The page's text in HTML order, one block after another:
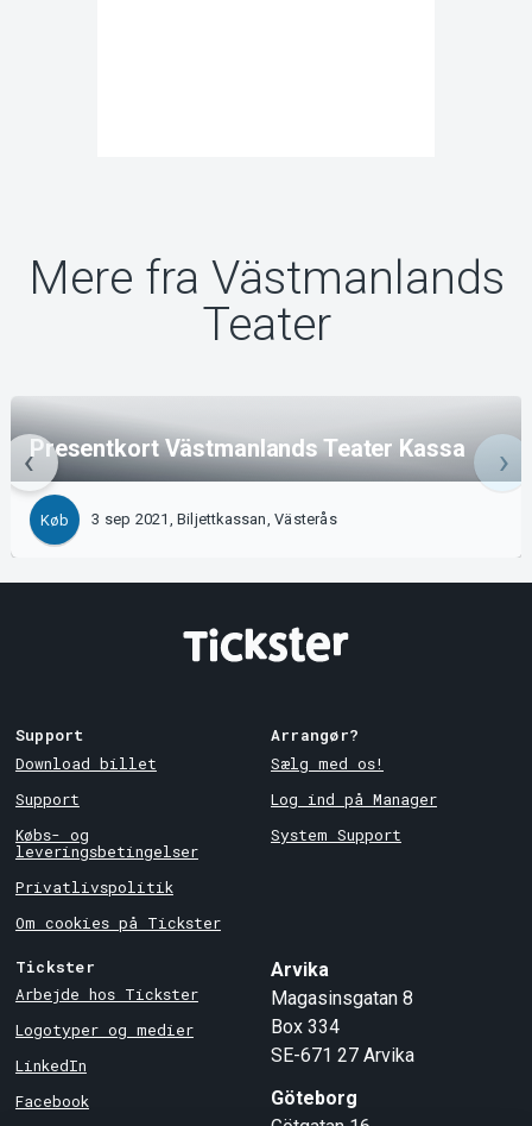
Mere fra Västmanlands
Teater
Presentkort Västmanlands Teater Kassa
Køb 3 sep 2021, Biljettkassan, Västerås
Support
Download billet
Support
Købs- og
leveringsbetingelser
Privatlivspolitik
Om cookies på Tickster
Arrangør?
Sælg med os!
Log ind på Manager
System Support
Tickster
Arbejde hos Tickster
Logotyper og medier
LinkedIn
Facebook
Arvika
Magasinsgatan 8
Box 334
SE-671 27 Arvika
Göteborg